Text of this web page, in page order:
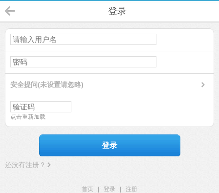
登录
安全提问(未设置请忽略)
点击重新加载
登录
还没有注册？
首页 登录
注册